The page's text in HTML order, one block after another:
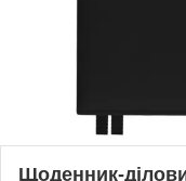
Щоденник-